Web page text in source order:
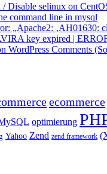
Disable selinux on
command line in mysql
„Apache2: ‚AH01630:
key expired |
WordPress Comments
ecommerce
optimierung
Yahoo Zend zend framework